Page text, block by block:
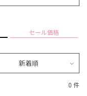
セール価格
新着順
0 件